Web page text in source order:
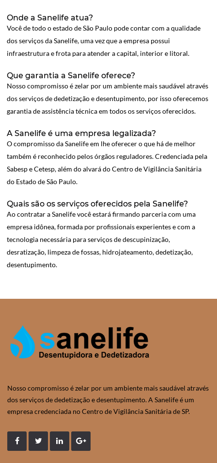
Onde a Sanelife atua?
Você de todo o estado de São Paulo pode contar com a qualidade
dos serviços da Sanelife, uma vez que a empresa possui
infraestrutura e frota para atender a capital, interior e litoral.
Que garantia a Sanelife oferece?
Nosso compromisso é zelar por um ambiente mais saudável através
dos serviços de dedetização e desentupimento, por isso oferecemos
garantia de assistência técnica em todos os serviços oferecidos.
A Sanelife é uma empresa legalizada?
O compromisso da Sanelife em lhe oferecer o que há de melhor
também é reconhecido pelos órgãos reguladores. Credenciada pela
Sabesp e Cetesp, além do alvará do Centro de Vigilância Sanitária
do Estado de São Paulo.
Quais são os serviços oferecidos pela Sanelife?
Ao contratar a Sanelife você estará firmando parceria com uma
empresa idônea, formada por profissionais experientes e com a
tecnologia necessária para serviços de descupinização,
desratização, limpeza de fossas, hidrojateamento, dedetização,
desentupimento.
Nosso compromisso é zelar por um ambiente mais saudável através
dos serviços de dedetização e desentupimento. A Sanelife é um
empresa credenciada no Centro de Vigilância Sanitária de SP.